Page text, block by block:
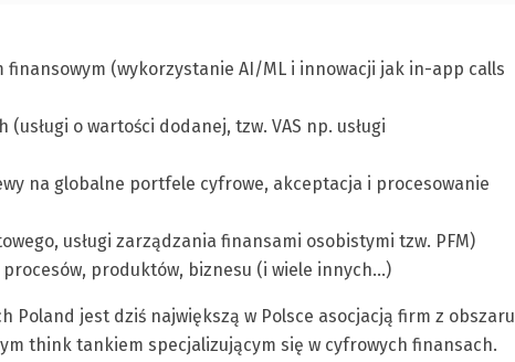
finansowym (wykorzystanie AI/ML i innowacji jak in-app calls
o wartości dodanej, tzw. VAS np. usługi
na globalne portfele cyfrowe, akceptacja i procesowanie
usługi zarządzania finansami osobistymi tzw. PFM)
produktów, biznesu (i wiele innych…)
Poland jest dziś największą w Polsce asocjacją firm z obszaru
think tankiem specjalizującym się w cyfrowych finansach.